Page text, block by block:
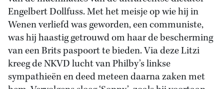
Engelbert Dollfuss. Met het meisje op wie hij in
Wenen verliefd was geworden, een communiste,
was hij haastig getrouwd om haar de bescherming
van een Brits paspoort te bieden. Via deze Litzi
kreeg de NKVD lucht van Philby’s linkse
sympathieën en deed meteen daarna zaken met